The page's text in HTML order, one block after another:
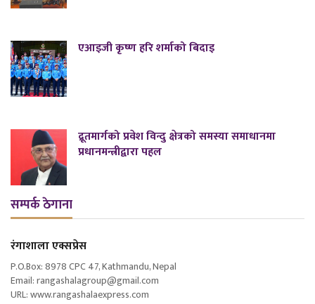
एआइजी कृष्ण हरि शर्माको बिदाइ
द्रूतमार्गको प्रवेश विन्दु क्षेत्रको समस्या समाधानमा
प्रधानमन्त्रीद्वारा पहल
सम्पर्क ठेगाना
रंगाशाला एक्सप्रेस
P.O.Box: 8978 CPC 47, Kathmandu, Nepal
Email: rangashalagroup@gmail.com
URL: www.rangashalaexpress.com